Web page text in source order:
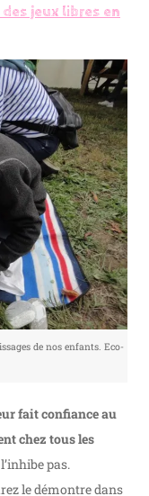
jeux libres en
de nos enfants. Eco-
fait confiance au
chez tousles
pas.
le démontre dans